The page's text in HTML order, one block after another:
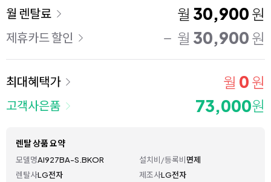
이용 요금
월 렌탈료 월 30,900 원
제휴카드 할인 월 30,900 원
최대혜택가 월 0 원
고객사은품 73,000원
렌탈 상품 요약
모델명AI927BA-S.BKOR 설치비/등록비면제
렌탈사LG전자 제조사LG전자